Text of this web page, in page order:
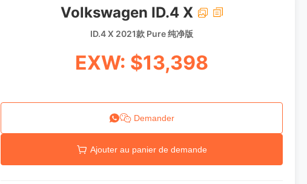
Volkswagen ID.4 X
ID.4 X 2021款 Pure 纯净版
EXW: $13,398
Demander
Ajouter au panier de demande